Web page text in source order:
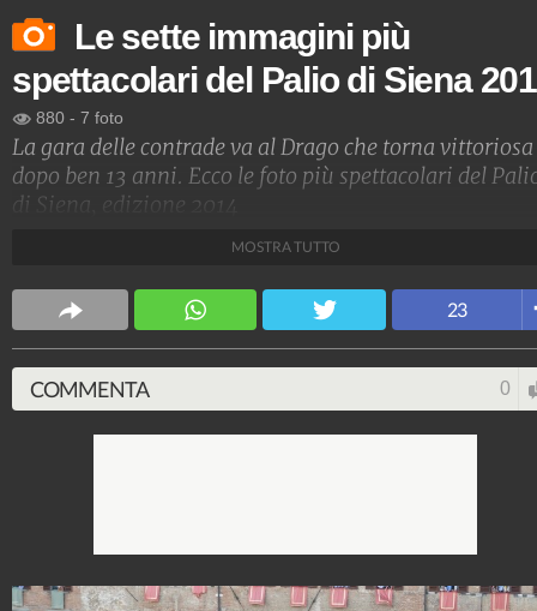
Le sette immagini più
spettacolari del Palio di Siena
880 - 7 foto
La gara delle contrade va al Drago che torna vittoriosa
dopo ben 13 anni. Ecco le foto più spettacolari del
di Siena, edizione 2014
MOSTRA TUTTO
23
COMMENTA 0